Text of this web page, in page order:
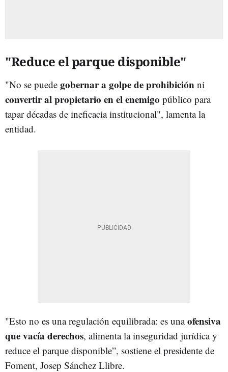
"Reduce el parque disponible"
"No se puede gobernar a golpe de prohibición ni
convertir al propietario en el enemigo público para
tapar décadas de ineficacia institucional", lamenta la
entidad.
"Esto no es una regulación equilibrada: es unaofensiva
que vacía derechos, alimenta la inseguridad jurídica y
reduce el parque disponible”, sostiene el presidente de
Foment, Josep Sánchez Llibre.